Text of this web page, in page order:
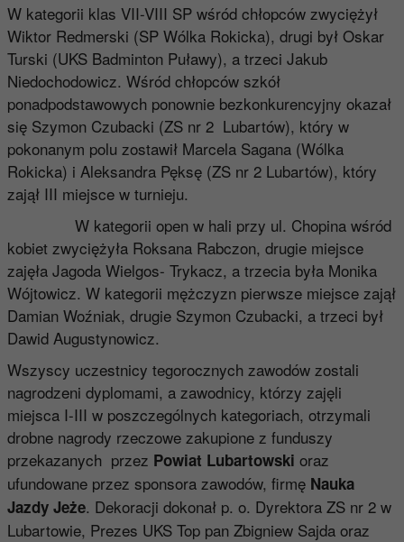
W kategorii klas VII-VIII SP wśród chłopców zwyciężył
Wiktor Redmerski (SP Wólka Rokicka), drugi był Oskar
Turski (UKS Badminton Puławy), a trzeci Jakub
Niedochodowicz. Wśród chłopców szkół
ponadpodstawowych ponownie bezkonkurencyjny okazał
się Szymon Czubacki (ZS nr 2 Lubartów), który w
pokonanym polu zostawił Marcela Sagana (Wólka
Rokicka) i Aleksandra Pęksę (ZS nr 2 Lubartów), który
zajął III miejsce w turnieju.
W kategorii open w hali przy ul. Chopina wśród
kobiet zwyciężyła Roksana Rabczon, drugie miejsce
zajęła Jagoda Wielgos- Trykacz, a trzecia była Monika
Wójtowicz. W kategorii mężczyzn pierwsze miejsce zajął
Damian Woźniak, drugie Szymon Czubacki, a trzeci był
Dawid Augustynowicz.
Wszyscy uczestnicy tegorocznych zawodów zostali
nagrodzeni dyplomami, a zawodnicy, którzy zajęli
miejsca I-III w poszczególnych kategoriach, otrzymali
drobne nagrody rzeczowe zakupione z funduszy
przekazanych przez Powiat Lubartowski oraz
ufundowane przez sponsora zawodów, firmęNauka
Jazdy Jeże. Dekoracji dokonał p. o. Dyrektora ZS nr 2 w
Lubartowie, Prezes UKS Top pan Zbigniew Sajda oraz